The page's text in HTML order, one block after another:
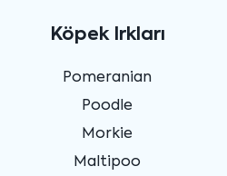
Köpek Irkları
Pomeranian
Poodle
Morkie
Maltipoo